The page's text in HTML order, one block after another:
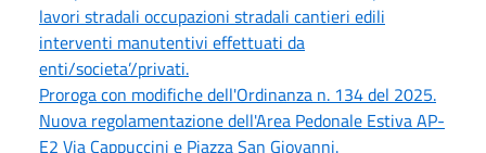
lavori stradali occupazioni stradali cantieri edili
interventi manutentivi effettuati da
enti/societa’/privati.
Proroga con modifiche dell'Ordinanza n. 134 del 2025.
Nuova regolamentazione dell'Area Pedonale Estiva AP-
E2 Via Cappuccini e Piazza San Giovanni.